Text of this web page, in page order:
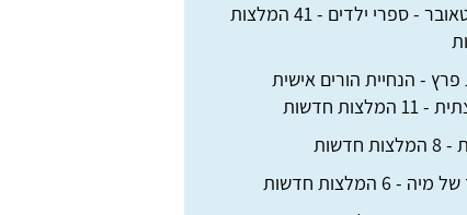
דן שטאובר - ספרי ילדים - 41 המלצות
פרץ - הנחיית הורים אישית
המלצות חדשות
חדשות
- 6 המלצות חדשות